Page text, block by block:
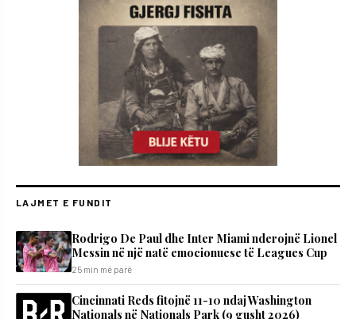
LAJMET E FUNDIT
Rodrigo De Paul dhe Inter Miami nderojnë Lionel
Messin në një natë emocionuese të Leagues Cup
25 min më parë
Cincinnati Reds fitojnë 11-10 ndaj Washington
Nationals në Nationals Park (9 gusht 2026)